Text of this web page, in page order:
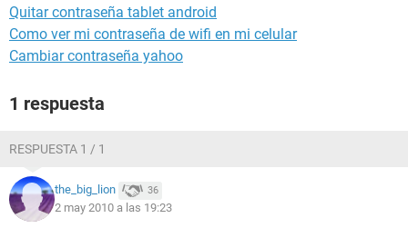
Quitar contraseña tablet android
Como ver mi contraseña de wifi en mi celular
Cambiar contraseña yahoo
1 respuesta
RESPUESTA 1 / 1
the_big_lion 36
2 may 2010 a las 19:23